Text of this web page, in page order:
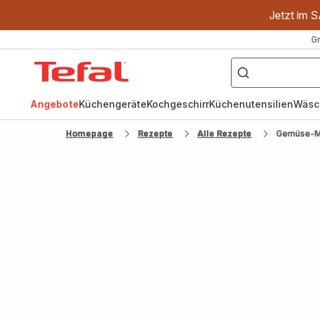
Jetzt im
["OptiGrill","Easy
Fry","Pfanne"]
AngeboteKüchengeräteKochgeschirrKüchenutensilien
Homepage Rezepte Alle Rezepte Gemüse-